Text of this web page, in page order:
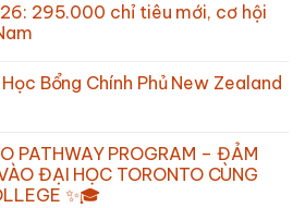
295.000 chỉ tiêu mới, cơ hội
Bổng Chính Phủ New Zealand
PATHWAY PROGRAM – ĐẢM
ĐẠI HỌC TORONTO CÙNG
✨🎓